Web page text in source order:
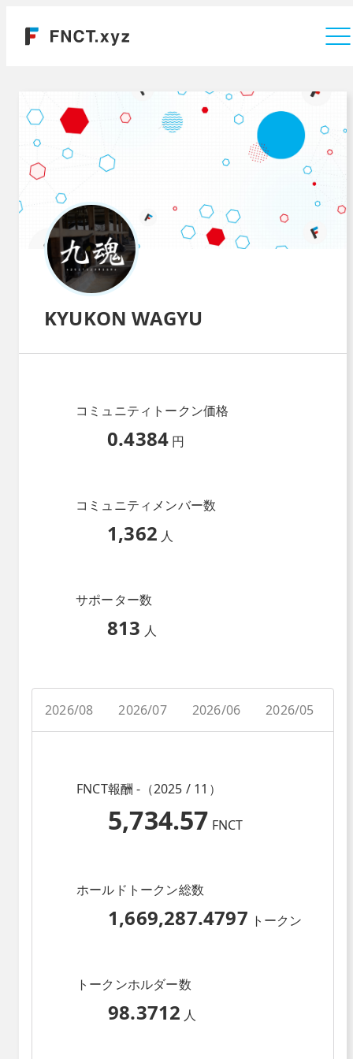
KYUKON WAGYU
コミュニティトークン価格
0.4384 円
コミュニティメンバー数
1,362 人
サポーター数
813 人
2026/08 2026/07 2026/06 2026/05
FNCT報酬 -（2025 / 11）
5,734.57 FNCT
ホールドトークン総数
1,669,287.4797 トークン
トークンホルダー数
98.3712 人